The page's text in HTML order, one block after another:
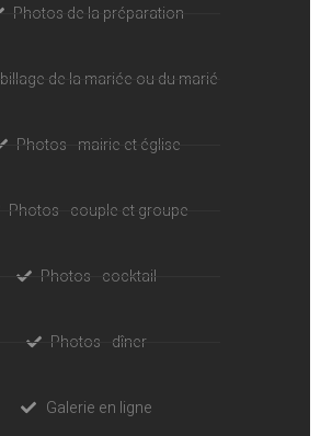
Photos de la préparation
de la mariée ou du marié
Photos - mairie et église
Photos - couple et groupe
Photos - cocktail
Photos - dîner
Galerie en ligne